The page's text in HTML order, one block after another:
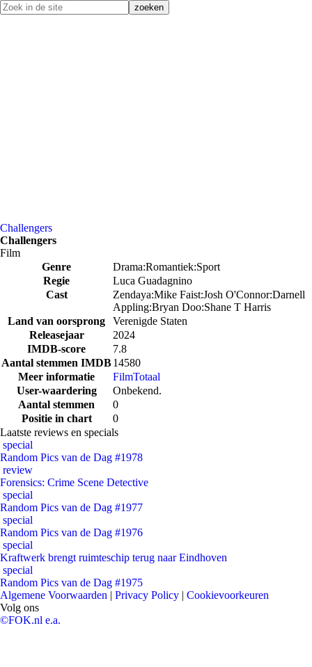
Challengers
Challengers
Film
Genre
Drama:Romantiek:Sport
Regie
Luca Guadagnino
Cast
Zendaya:Mike Faist:Josh O'Connor:Darnell
Appling:Bryan Doo:Shane T Harris
Land van oorsprong
Verenigde Staten
Releasejaar
2024
IMDB-score
7.8
Aantal stemmen IMDB14580
Meer informatie
FilmTotaal
User-waardering
Onbekend.
Aantal stemmen
0
Positie in chart
0
Laatste reviews en specials
special
Random Pics van de Dag #1978
review
Forensics: Crime Scene Detective
special
Random Pics van de Dag #1977
special
Random Pics van de Dag #1976
special
Kraftwerk brengt ruimteschip terug naar Eindhoven
special
Random Pics van de Dag #1975
Algemene Voorwaarden | Privacy Policy | Cookievoorkeuren
Volg ons
©FOK.nl e.a.